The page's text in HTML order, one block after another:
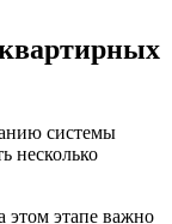
системы
несколько
этом этапе важно